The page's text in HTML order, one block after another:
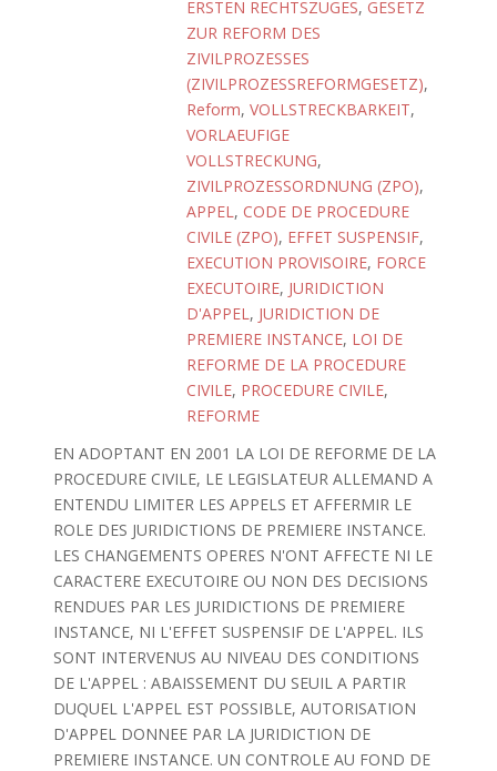
ERSTEN RECHTSZUGES, GESETZ
ZUR REFORM DES
ZIVILPROZESSES
(ZIVILPROZESSREFORMGESETZ),
Reform, VOLLSTRECKBARKEIT,
VORLAEUFIGE
VOLLSTRECKUNG,
ZIVILPROZESSORDNUNG (ZPO),
APPEL, CODE DE PROCEDURE
CIVILE (ZPO), EFFET SUSPENSIF,
EXECUTION PROVISOIRE, FORCE
EXECUTOIRE, JURIDICTION
D'APPEL, JURIDICTION DE
PREMIERE INSTANCE, LOI DE
REFORME DE LA PROCEDURE
CIVILE, PROCEDURE CIVILE,
REFORME
EN ADOPTANT EN 2001 LA LOI DE REFORME DE LA
PROCEDURE CIVILE, LE LEGISLATEUR ALLEMAND A
ENTENDU LIMITER LES APPELS ET AFFERMIR LE
ROLE DES JURIDICTIONS DE PREMIERE INSTANCE.
LES CHANGEMENTS OPERES N'ONT AFFECTE NI LE
CARACTERE EXECUTOIRE OU NON DES DECISIONS
RENDUES PAR LES JURIDICTIONS DE PREMIERE
INSTANCE, NI L'EFFET SUSPENSIF DE L'APPEL. ILS
SONT INTERVENUS AU NIVEAU DES CONDITIONS
DE L'APPEL : ABAISSEMENT DU SEUIL A PARTIR
DUQUEL L'APPEL EST POSSIBLE, AUTORISATION
D'APPEL DONNEE PAR LA JURIDICTION DE
PREMIERE INSTANCE. UN CONTROLE AU FOND DE